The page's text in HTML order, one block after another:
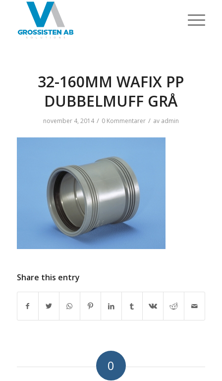
32-160MM WAFIX PP
DUBBELMUFF GRÅ
november 4, 2014 / 0 Kommentarer / av admin
Share this entry
0